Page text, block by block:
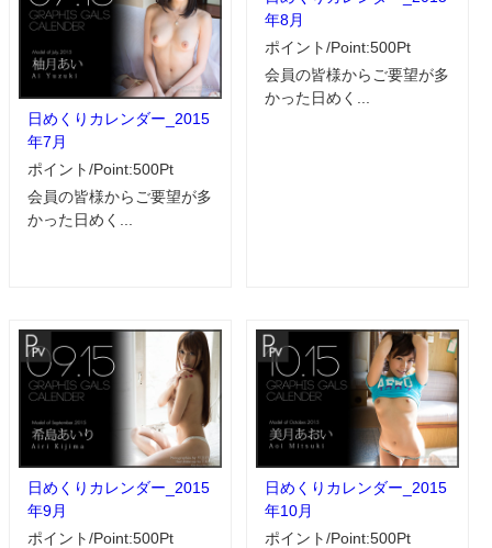
日めくりカレンダー_2015
年7月
ポイント/Point:500Pt
会員の皆様からご要望が多
かった日めく...
年8月
ポイント/Point:500Pt
会員の皆様からご要望が多
かった日めく...
日めくりカレンダー_2015
年9月
ポイント/Point:500Pt
日めくりカレンダー_2015
年10月
ポイント/Point:500Pt